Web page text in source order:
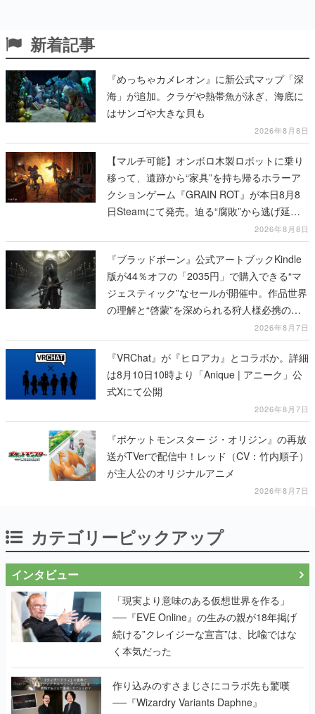
新着記事
『めっちゃカメレオン』に新公式マップ「深
海」が追加。クラゲや熱帯魚が泳ぎ、海底に
はサンゴや大きな貝も
2026年8月8日
【マルチ可能】オンボロ木製ロボットに乗り
移って、遺跡から“家具”を持ち帰るホラーア
クションゲーム『GRAIN ROT』が本日8月8
日Steamにて発売。迫る“腐敗”から逃げ延
2026年8月8日
『ブラッドボーン』公式アートブックKindle
版が44％オフの「2035円」で購入できる“マ
ジェスティック”なセールが開催中。作品世界
の理解と“啓蒙”を深められる狩人様必携の一
2026年8月7日
『VRChat』が『ヒロアカ』とコラボか。詳細
は8月10日10時より「Anique | アニーク」公
式Xにて公開
2026年8月7日
『ポケットモンスター ジ・オリジン』の再放
送がTVerで配信中！レッド（CV：竹内順子）
が主人公のオリジナルアニメ
2026年8月7日
カテゴリーピックアップ
インタビュー
「現実より意味のある仮想世界を作る」
──『EVE Online』の生みの親が18年掲げ
続ける”クレイジーな宣言”は、比喩ではな
く本気だった
作り込みのすさまじさにコラボ先も驚嘆
──『Wizardry Variants Daphne』